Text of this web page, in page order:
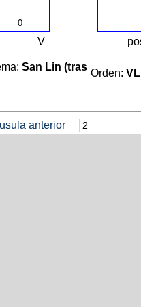
0
V
San Lin (tras
Orden:VL
anterior